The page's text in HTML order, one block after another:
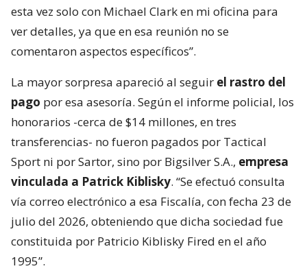
esta vez solo con Michael Clark en mi oficina para
ver detalles, ya que en esa reunión no se
comentaron aspectos específicos”.
La mayor sorpresa apareció al seguir el rastro del
pago por esa asesoría. Según el informe policial, los
honorarios -cerca de $14 millones, en tres
transferencias- no fueron pagados por Tactical
Sport ni por Sartor, sino por Bigsilver S.A., empresa
vinculada a Patrick Kiblisky. “Se efectuó consulta
vía correo electrónico a esa Fiscalía, con fecha 23 de
julio del 2026, obteniendo que dicha sociedad fue
constituida por Patricio Kiblisky Fired en el año
1995”.